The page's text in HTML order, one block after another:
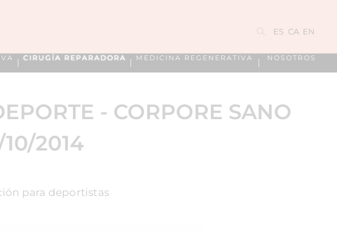
ES CA EN
CIRUGÍA REPARADORA MEDICINA REGENERATIVA NOSOTROS
- CORPORE SANO
2014
para deportistas